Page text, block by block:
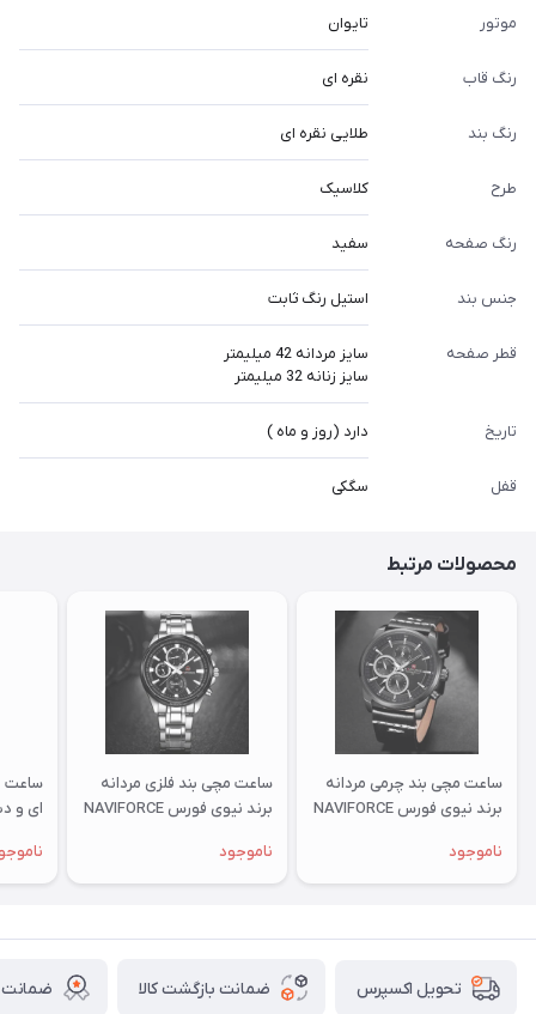
موتور تایوان
رنگ قاب نقره ای
رنگ بند طلایی نقره ای
طرح کلاسیک
رنگ صفحه سفید
جنس بند استیل رنگ ثابت
قطر صفحه
سایز مردانه 42 میلیمتر
سایز زنانه 32 میلیمتر
تاریخ دارد (روز و ماه )
قفل سگکی
محصولات مرتبط
ساعت مچی بند چرمی مردانه
برند نیوی فورس NAVIFORCE
ناموجود
ساعت مچی بند فلزی مردانه
برند نیوی فورس NAVIFORCE
ناموجود
ساعت
ای و
تحویل اکسپرس ضمانت بازگشت کالا ضمانت